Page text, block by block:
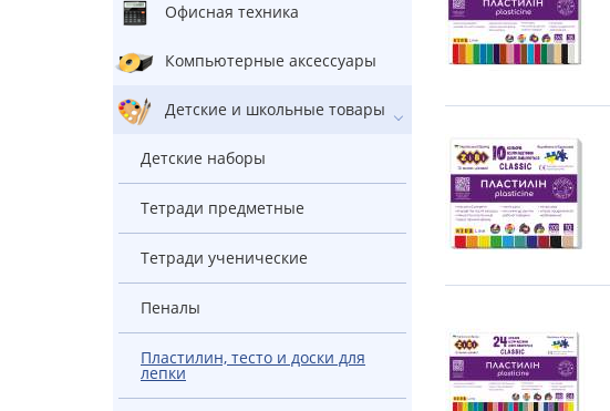
Офисная техника
Компьютерные аксессуары
Детские и школьные товары
Детские наборы
Тетради предметные
Тетради ученические
Пеналы
Пластилин, тесто и доски для
лепки